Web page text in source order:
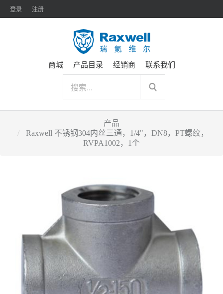
登录 注册
商城 产品目录 经销商 联系我们
产品
Raxwell 不锈钢304内丝三通，1/4"，DN8，PT螺纹，
RVPA1002，1个